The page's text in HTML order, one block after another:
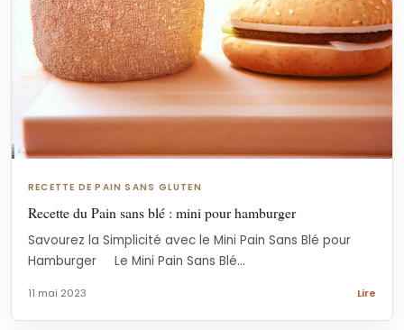
RECETTE DE PAIN SANS GLUTEN
Recette du Pain sans blé : mini pour hamburger
Savourez la Simplicité avec le Mini Pain Sans Blé pour
Hamburger Le Mini Pain Sans Blé...
11 mai 2023 Lire